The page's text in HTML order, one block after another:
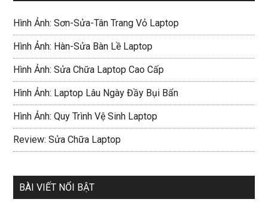
Hình Ảnh: Sơn-Sửa-Tân Trang Vỏ Laptop
Hình Ảnh: Hàn-Sửa Bàn Lề Laptop
Hình Ảnh: Sửa Chữa Laptop Cao Cấp
Hình Ảnh: Laptop Lâu Ngày Đầy Bụi Bẩn
Hình Ảnh: Quy Trình Vệ Sinh Laptop
Review: Sửa Chữa Laptop
BÀI VIẾT NỔI BẬT